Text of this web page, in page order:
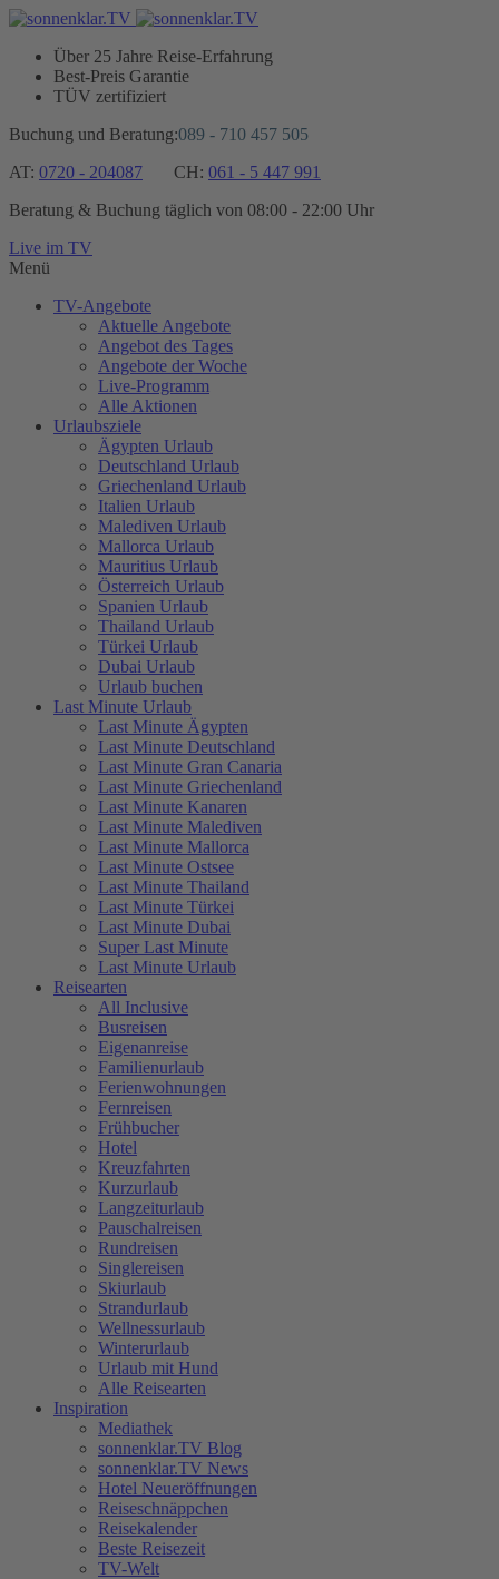
Über 25 Jahre Reise-Erfahrung
Best-Preis Garantie
TÜV zertifiziert
Buchung und Beratung:​089 - 710 457 505
AT: 0720 - 204087 CH: 061 - 5 447 991
Beratung & Buchung täglich von 08:00 - 22:00 Uhr
Live im TV
Menü
TV-Angebote
Aktuelle Angebote
Angebot des Tages
Angebote der Woche
Live-Programm
Alle Aktionen
Urlaubsziele
Ägypten Urlaub
Deutschland Urlaub
Griechenland Urlaub
Italien Urlaub
Malediven Urlaub
Mallorca Urlaub
Mauritius Urlaub
Österreich Urlaub
Spanien Urlaub
Thailand Urlaub
Türkei Urlaub
Dubai Urlaub
Urlaub buchen
Last Minute Urlaub
Last Minute Ägypten
Last Minute Deutschland
Last Minute Gran Canaria
Last Minute Griechenland
Last Minute Kanaren
Last Minute Malediven
Last Minute Mallorca
Last Minute Ostsee
Last Minute Thailand
Last Minute Türkei
Last Minute Dubai
Super Last Minute
Last Minute Urlaub
Reisearten
All Inclusive
Busreisen
Eigenanreise
Familienurlaub
Ferienwohnungen
Fernreisen
Frühbucher
Hotel
Kreuzfahrten
Kurzurlaub
Langzeiturlaub
Pauschalreisen
Rundreisen
Singlereisen
Skiurlaub
Strandurlaub
Wellnessurlaub
Winterurlaub
Urlaub mit Hund
Alle Reisearten
Inspiration
Mediathek
sonnenklar.TV Blog
sonnenklar.TV News
Hotel Neueröffnungen
Reiseschnäppchen
Reisekalender
Beste Reisezeit
TV-Welt